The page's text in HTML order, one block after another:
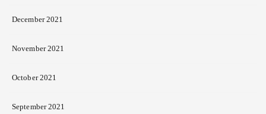
December 2021
November 2021
October 2021
September 2021